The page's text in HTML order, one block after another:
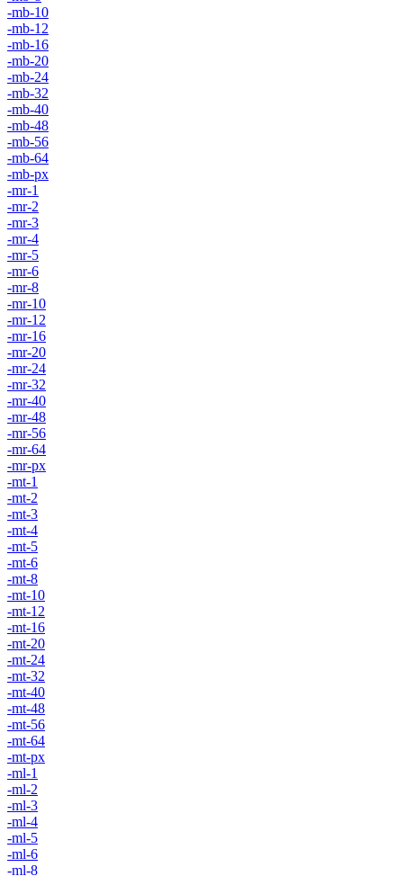
-mb-10
-mb-12
-mb-16
-mb-20
-mb-24
-mb-32
-mb-40
-mb-48
-mb-56
-mb-64
-mb-px
-mr-1
-mr-2
-mr-3
-mr-4
-mr-5
-mr-6
-mr-8
-mr-10
-mr-12
-mr-16
-mr-20
-mr-24
-mr-32
-mr-40
-mr-48
-mr-56
-mr-64
-mr-px
-mt-1
-mt-2
-mt-3
-mt-4
-mt-5
-mt-6
-mt-8
-mt-10
-mt-12
-mt-16
-mt-20
-mt-24
-mt-32
-mt-40
-mt-48
-mt-56
-mt-64
-mt-px
-ml-1
-ml-2
-ml-3
-ml-4
-ml-5
-ml-6
-ml-8